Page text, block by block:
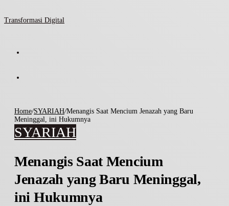
Transformasi Digital
Home/SYARIAH/Menangis Saat Mencium Jenazah yang Baru
Meninggal, ini Hukumnya
SYARIAH
Menangis Saat Mencium
Jenazah yang Baru Meninggal,
ini Hukumnya